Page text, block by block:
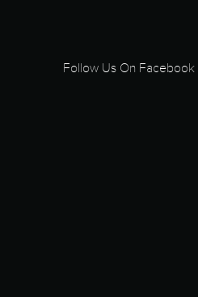
Follow Us On Facebook